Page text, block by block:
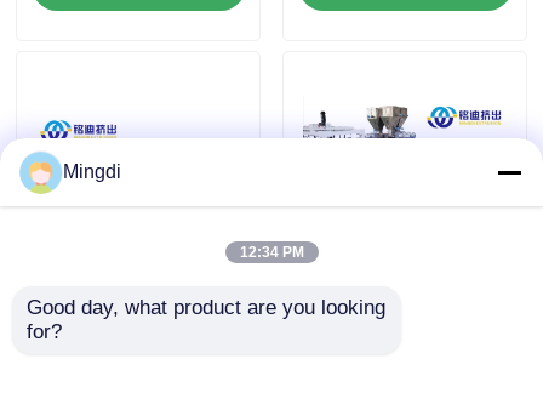
упаковочной
управление ПЛК
Машина для
изготовления одно /
Линия экструзии
термоформовочных
Mingdi
12:34 PM
Good day, what product are you looking
for?